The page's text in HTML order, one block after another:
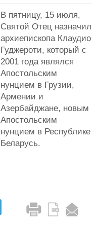
В пятницу, 15 июля,
Святой Отец назначил
архиепископа Клаудио
Гуджероти, который с
2001 года являлся
Апостольским
нунцием в Грузии,
Армении и
Азербайджане, новым
Апостольским
нунцием в Республике
Беларусь.